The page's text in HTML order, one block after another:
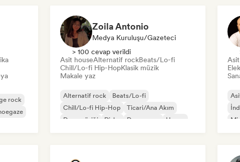
rock
Zoila Antonio
Medya Kuruluşu/Gazeteci
> 100 cevap verildi
Asit houseAlternatif rockBeats/Lo-fi
Chill/Lo-fi Hip-HopKlasik müzik
Makale yaz
Alternatif rock
Beats/Lo-fi
Chill/Lo-fi Hip-Hop
Ticari/Ana Akım
Dans müziği
Disko Dream pop House